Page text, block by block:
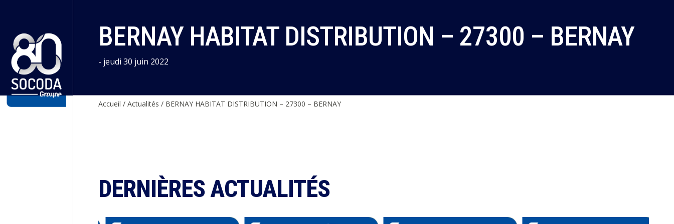
BERNAY HABITAT DISTRIBUTION – 27300 – BERNAY
- jeudi 30 juin 2022
Accueil / Actualités / BERNAY HABITAT DISTRIBUTION – 27300 – BERNAY
DERNIÈRES ACTUALITÉS